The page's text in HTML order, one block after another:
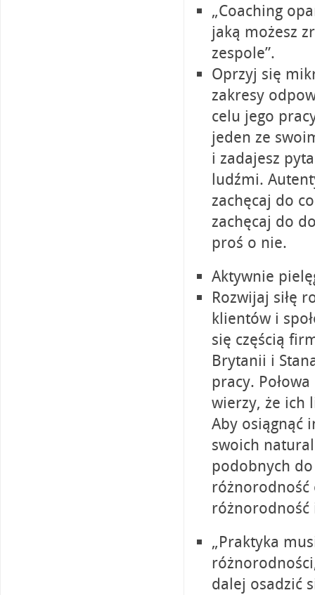
„Coaching
jaką możesz
zespole”.
Oprzyj się
zakresy
celu jego
jeden ze
i zadajesz
ludźmi.
zachęcaj do
zachęcaj do
proś o nie.
Aktywnie
Rozwijaj siłę
klientów i
się częścią
Brytanii i
pracy.
wierzy, że ich
Aby osiągnąć
swoich
podobnych
różnorodność
różnorodność
„Praktyka
dalej osadzić